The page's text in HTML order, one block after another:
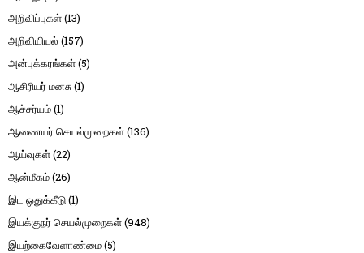
அறிவிப்புகள்(13)
அறிவியியல் (157)
அன்புக்கரங்கள்(5)
ஆசிரியர் மனசு(1)
ஆச்சர்யம்(1)
ஆணையர் செயல்முறைகள்(136)
ஆய்வுகள்(22)
ஆன்மீகம்(26)
இட ஒதுக்கீடு(1)
இயக்குநர் செயல்முறைகள்(948)
இயற்கைவேளாண்மை(5)